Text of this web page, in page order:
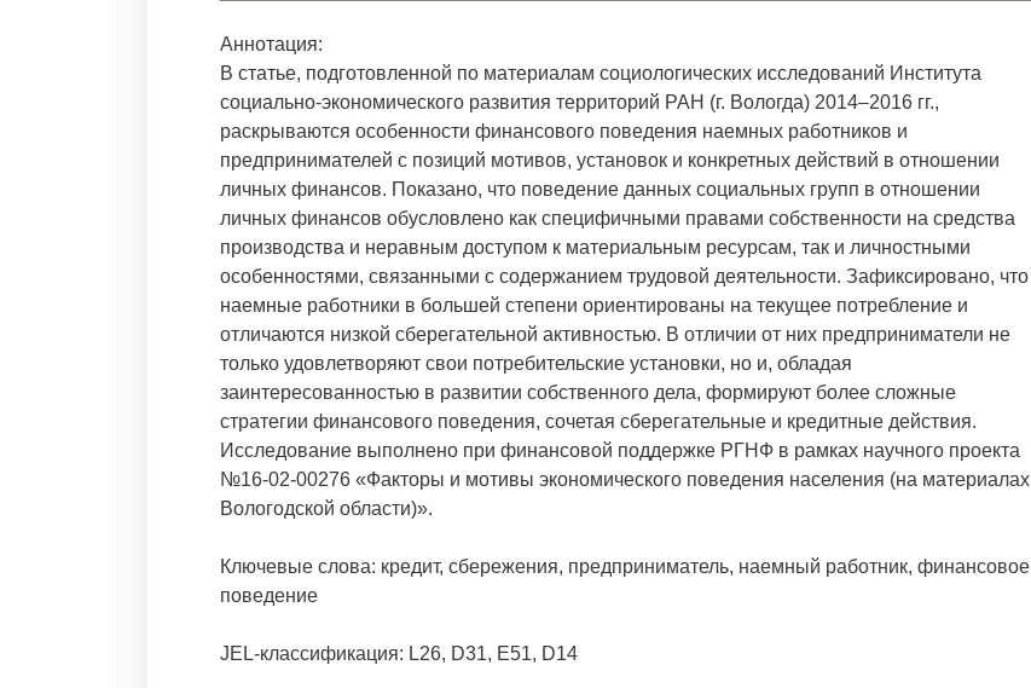
Аннотация:
В статье, подготовленной по материалам социологических исследований Института
социально-экономического развития территорий РАН (г. Вологда) 2014–2016 гг.,
раскрываются особенности финансового поведения наемных работников и
предпринимателей с позиций мотивов, установок и конкретных действий в отношении
личных финансов. Показано, что поведение данных социальных групп в отношении
личных финансов обусловлено как специфичными правами собственности на средства
производства и неравным доступом к материальным ресурсам, так и личностными
особенностями, связанными с содержанием трудовой деятельности. Зафиксировано, что
наемные работники в большей степени ориентированы на текущее потребление и
отличаются низкой сберегательной активностью. В отличии от них предприниматели не
только удовлетворяют свои потребительские установки, но и, обладая
заинтересованностью в развитии собственного дела, формируют более сложные
стратегии финансового поведения, сочетая сберегательные и кредитные действия.
Исследование выполнено при финансовой поддержке РГНФ в рамках научного проекта
№16-02-00276 «Факторы и мотивы экономического поведения населения (на материалах
Вологодской области)».
Ключевые слова: кредит, сбережения, предприниматель, наемный работник, финансовое
поведение
JEL-классификация: L26, D31, E51, D14